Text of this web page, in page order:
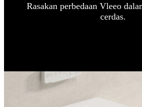
Rasakan perbedaan Vleeo
cerdas.